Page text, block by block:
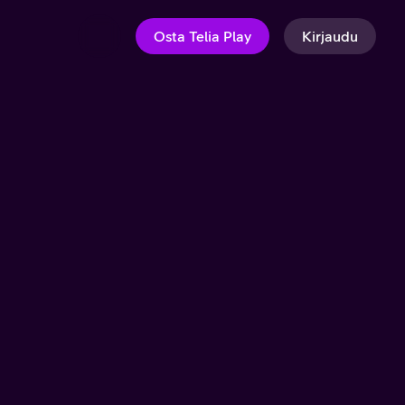
Osta Telia Play Kirjaudu